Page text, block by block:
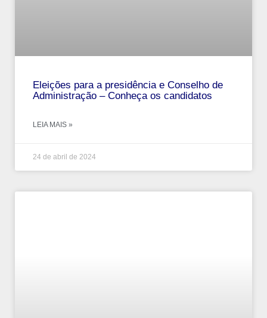
Eleições para a presidência e Conselho de
Administração – Conheça os candidatos
LEIA MAIS »
24 de abril de 2024